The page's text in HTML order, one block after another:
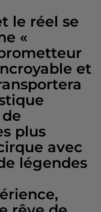
le réel se
«
et
plus
avec
légendes